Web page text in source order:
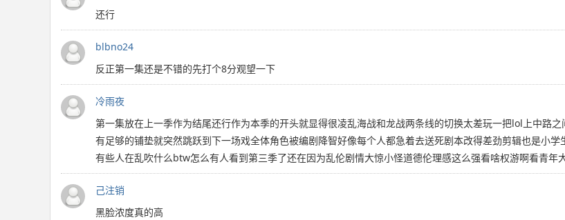
还行
blbno24
反正第一集还是不错的先打个8分观望一下
冷雨夜
第一集放在上一季作为结尾还行作为本季的开头就显得很凌乱海战和龙战两条线的切换太差玩一把lol上中路
有足够的铺垫就突然跳跃到下一场戏全体角色被编剧降智好像每个人都急着去送死剧本改得差劲剪辑也是小
有些人在乱吹什么btw怎么有人看到第三季了还在因为乱伦剧情大惊小怪道德伦理感这么强看啥权游啊看青年
己注销
黑脸浓度真的高